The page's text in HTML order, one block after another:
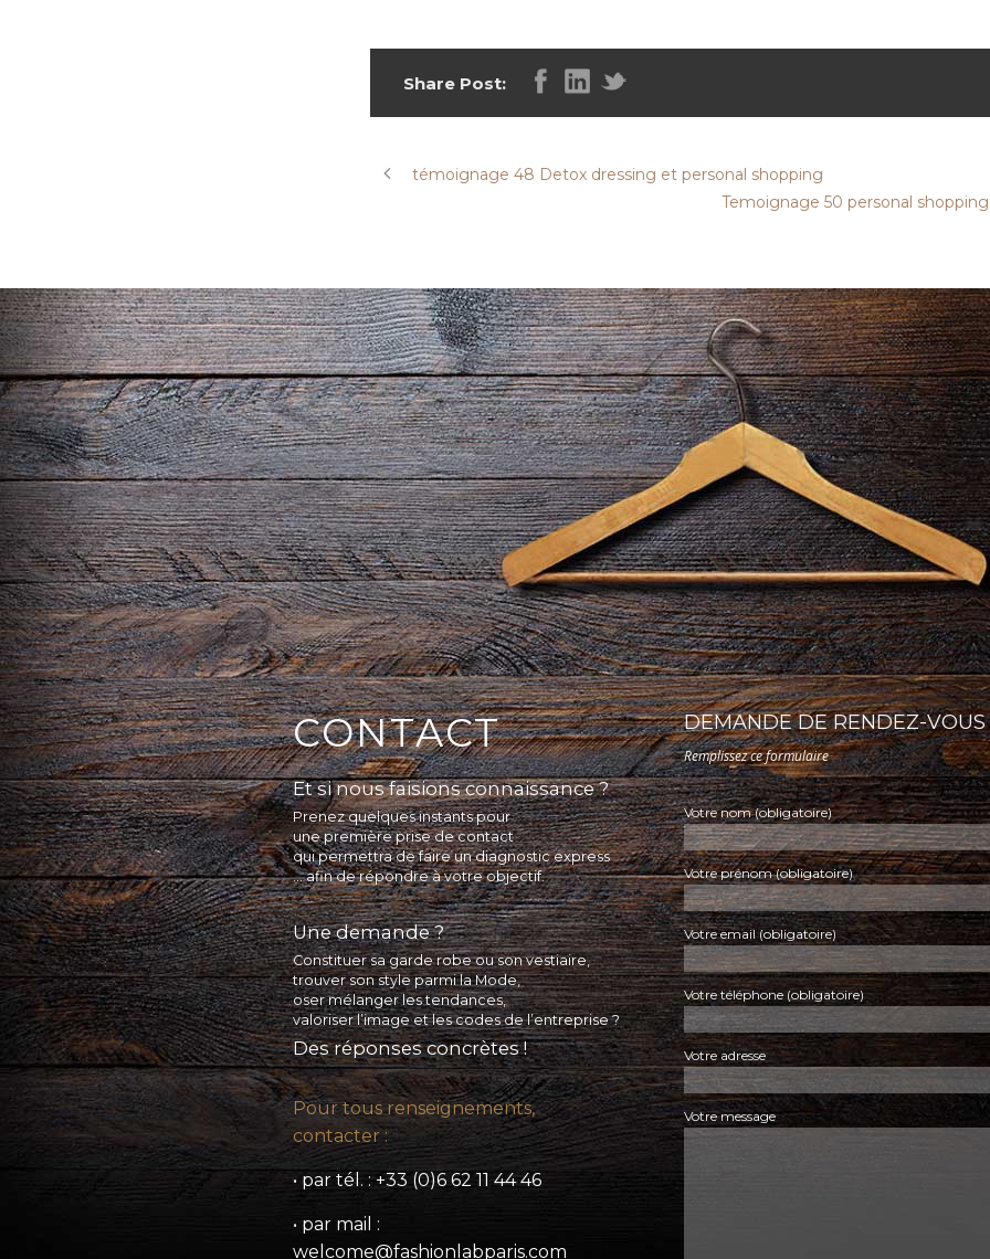
Share Post:
témoignage 48 Detox dressing et personal shopping
Temoignage 50 personal shopping
CONTACT
Et si nous faisions connaissance ?
Prenez quelques instants pour
une première prise de contact
qui permettra de faire un diagnostic express
… afin de répondre à votre objectif.
Une demande ?
Constituer sa garde robe ou son vestiaire,
trouver son style parmi la Mode,
oser mélanger les tendances,
valoriser l’image et les codes de l’entreprise ?
Des réponses concrètes !
Pour tous renseignements,
contacter :
• par tél. : +33 (0)6 62 11 44 46
• par mail :
welcome@fashionlabparis.com
DEMANDE DE RENDEZ-VOUS
Remplissez ce formulaire
Votre nom (obligatoire)
Votre prénom (obligatoire)
Votre email (obligatoire)
Votre téléphone (obligatoire)
Votre adresse
Votre message